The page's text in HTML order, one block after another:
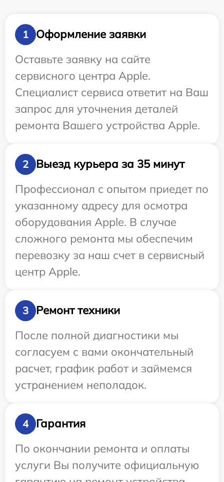
1
Оформление заявки
Оставьте заявку на сайте
сервисного центра Apple.
Специалист сервиса ответит на Ваш
запрос для уточнения деталей
ремонта Вашего устройства Apple.
2
Выезд курьера за 35 минут
Профессионал с опытом приедет по
указанному адресу для осмотра
оборудования Apple. В случае
сложного ремонта мы обеспечим
перевозку за наш счет в сервисный
центр Apple.
3
Ремонт техники
После полной диагностики мы
согласуем с вами окончательный
расчет, график работ и займемся
устранением неполадок.
4
Гарантия
По окончании ремонта и оплаты
услуги Вы получите официальную